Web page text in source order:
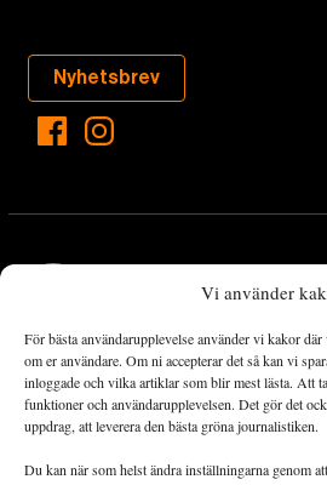
Vi använder
För bästa användarupplevelse använder vi kakor
om er användare. Om ni accepterar det så kan vi
inloggade och vilka artiklar som blir mest lästa. Att
funktioner och användarupplevelsen. Det gör det
uppdrag, att leverera den bästa gröna journalistiken.
Du kan när som helst ändra inställningarna genom
Nyhetsbrev
Landets Fria Tidning är en
det viktigaste som händer lokalt och
omställningsrörelsen. En omställning
både via starka och lika rättigheter för
ekonomiska och sociala klyftor, samt